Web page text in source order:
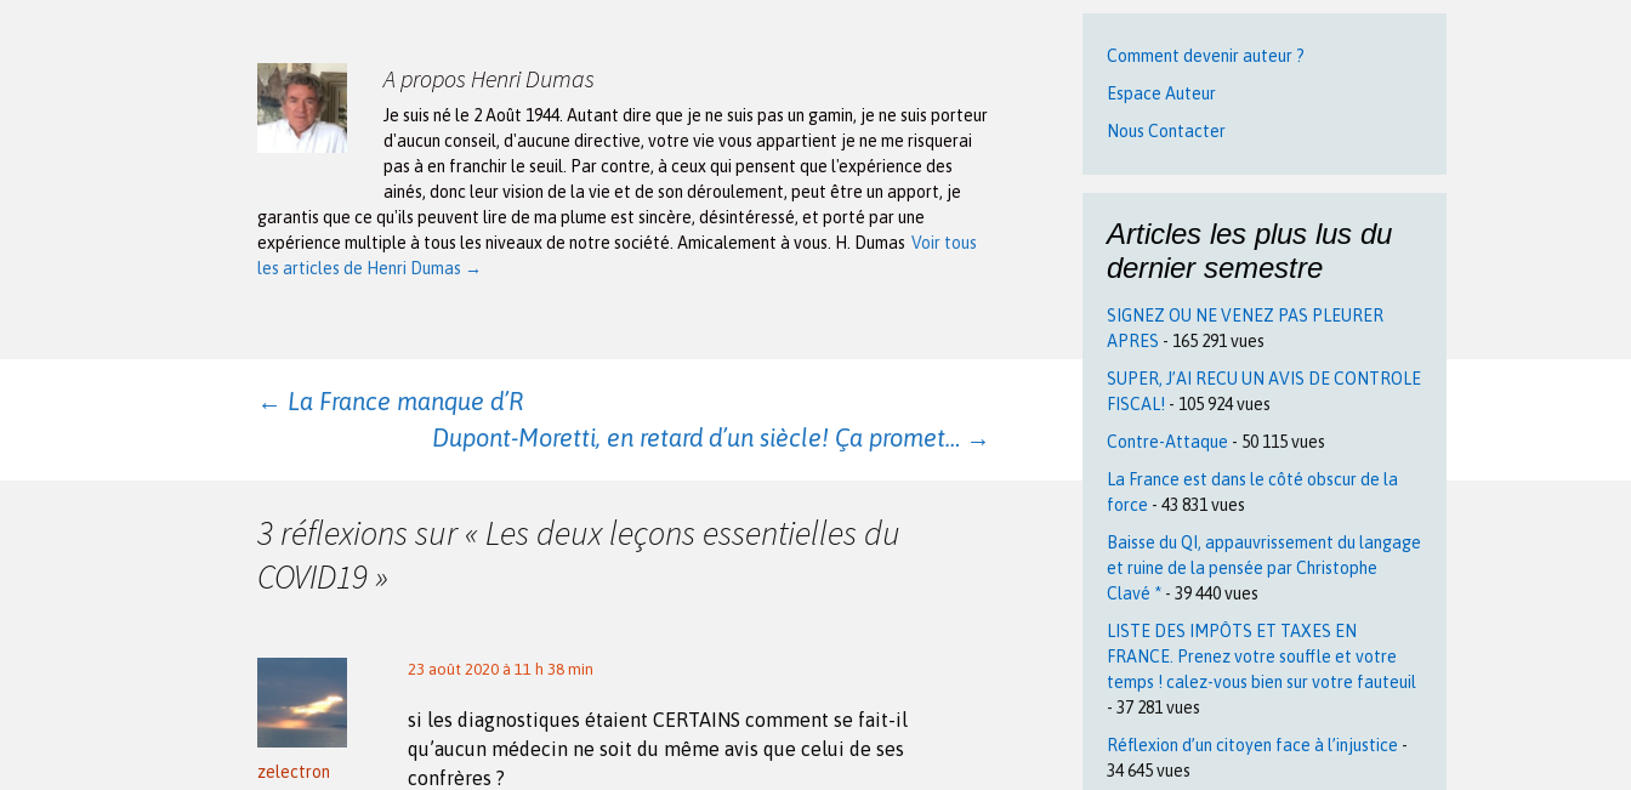
A propos Henri Dumas
Je suis né le 2 Août 1944. Autant dire que je ne suis pas un gamin, je ne suis porteur
d'aucun conseil, d'aucune directive, votre vie vous appartient je ne me risquerai
pas à en franchir le seuil. Par contre, à ceux qui pensent que l'expérience des
ainés, donc leur vision de la vie et de son déroulement, peut être un apport, je
garantis que ce qu'ils peuvent lire de ma plume est sincère, désintéressé, et porté par une
expérience multiple à tous les niveaux de notre société. Amicalement à vous. H. Dumas Voir tous
les articles de Henri Dumas →
Navigation
← La France manque d’R
Dupont-Moretti, en retard d’un siècle! Ça promet… →
3 réflexions sur « Les deux leçons essentielles du
COVID19»
zelectron
23 août 2020 à 11 h 38 min
si les diagnostiques étaient CERTAINS comment se fait-il
qu’aucun médecin ne soit du même avis que celui de ses
confrères ?
Comment devenir auteur ?
Espace Auteur
Nous Contacter
Articles les plus lus du
dernier semestre
SIGNEZ OU NE VENEZ PAS PLEURER
APRES - 165 291 vues
SUPER, J’AI RECU UN AVIS DE CONTROLE
FISCAL! - 105 924 vues
Contre-Attaque - 50 115 vues
La France est dans le côté obscur de la
force - 43 831 vues
Baisse du QI, appauvrissement du langage
et ruine de la pensée par Christophe
Clavé * - 39 440 vues
LISTE DES IMPÔTS ET TAXES EN
FRANCE. Prenez votre souffle et votre
temps ! calez-vous bien sur votre fauteuil
- 37 281 vues
Réflexion d’un citoyen face à l’injustice -
34 645 vues